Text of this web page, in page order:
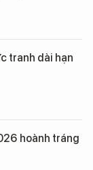
tranh dài hạn
hoành tráng